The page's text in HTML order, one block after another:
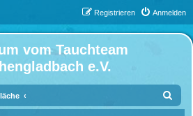
Anmelden
Registrieren
vom Tauchteam
e.V.
u